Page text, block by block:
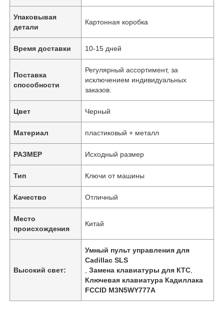
Упаковывая
детали
Картонная коробка
Время доставки 10-15 дней
Поставка
способности
Регулярный ассортимент, за
исключением индивидуальных
заказов.
Цвет Черный
Материал пластиковый + металл
РАЗМЕР Исходный размер
Тип Ключи от машины
Качество Отличный
Место
происхождения
Китай
Высокий свет:
Умный пульт управления для
Cadillac SLS
,Замена клавиатуры для КТС
Ключевая клавиатура Кадиллака
FCCID M3N5WY777A